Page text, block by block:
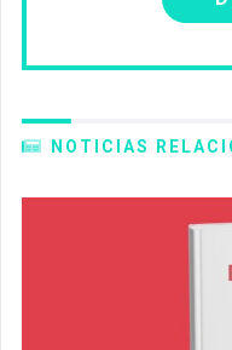
NOTICIAS